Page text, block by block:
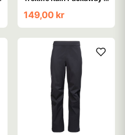
149,00 kr